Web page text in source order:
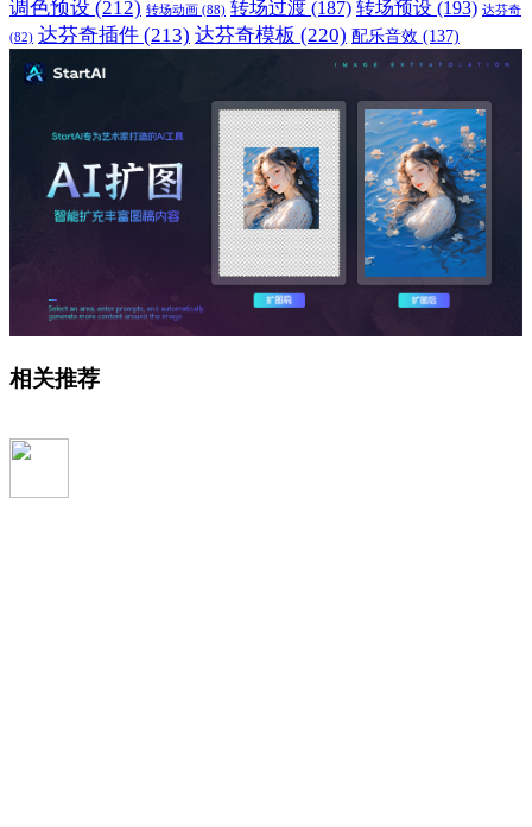
调色预设 (212) 转场动画 (88) 转场过渡 (187) 转场预设 (193) 达芬奇
(82) 达芬奇插件 (213) 达芬奇模板 (220) 配乐音效 (137)
相关推荐